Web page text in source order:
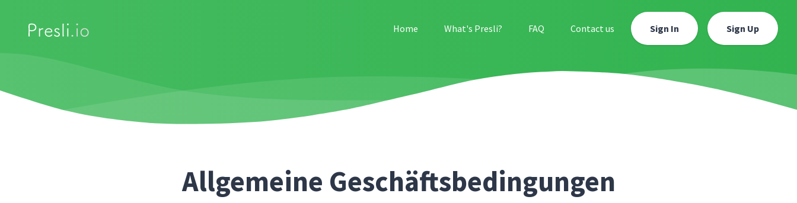
Home What's Presli? FAQ Contact us Sign In Sign Up
Allgemeine Geschäftsbedingungen